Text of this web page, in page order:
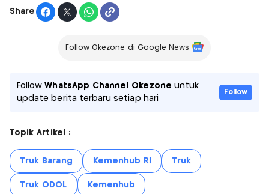
Share
Follow Okezone di Google News
FollowWhatsApp Channel Okezone untuk
update berita terbaru setiap hari
Follow
Topik Artikel :
Truk Barang Kemenhub RI Truk
Truk ODOL Kemenhub